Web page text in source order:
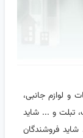
و لوازم جانبی،
تبلت و ... شاید
فروشندگان